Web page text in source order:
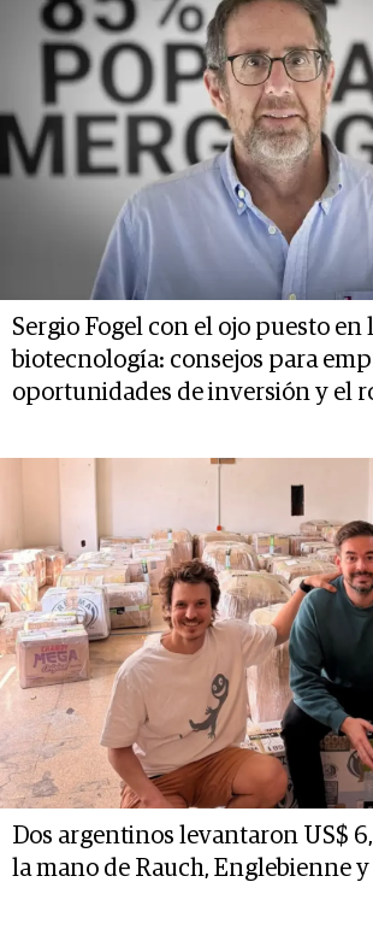
Sergio Fogel con el ojo puesto en
biotecnología: consejos para
oportunidades de inversión y el
Dos argentinos levantaron US$
la mano de Rauch, Englebienne